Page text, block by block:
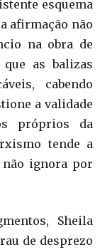
esquema
afirmação não
na obra de
que as balizas
cabendo
a validade
próprios da
tende a
não ignora por
Sheila
de desprezo